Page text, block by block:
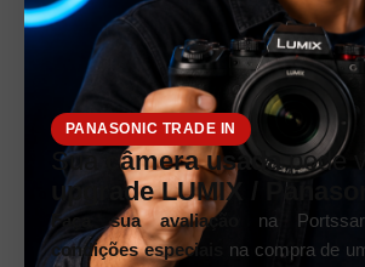
PANASONIC TRADE IN
Sua câmera usadapode
upgrade LUMIX /
Faça sua avaliação na
condições especiais
na compra de